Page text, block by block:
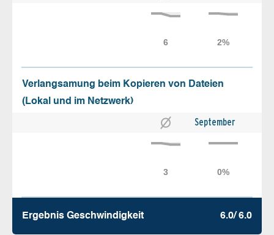
Verlangsamung beim Kopieren von Dateien
(Lokal und im Netzwerk)
September
Ergebnis Geschw­indigkeit 6.0/ 6.0